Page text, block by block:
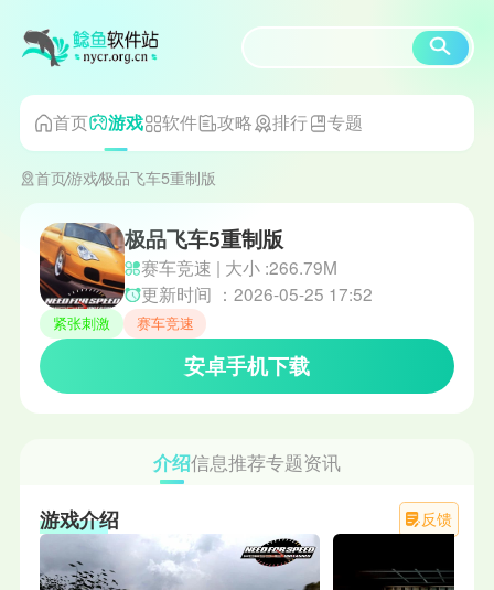
首页 游戏 软件 攻略 排行 专题
首页游戏极品飞车5重制版
极品飞车5重制版
赛车竞速 | 大小 :266.79M
更新时间 ：2026-05-25 17:52
紧张刺激 赛车竞速
安卓手机下载
介绍信息推荐专题资讯
反馈
游戏介绍